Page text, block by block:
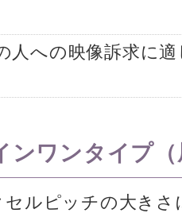
人への映像訴求に
ンワンタイプ
ルピッチの大きさ